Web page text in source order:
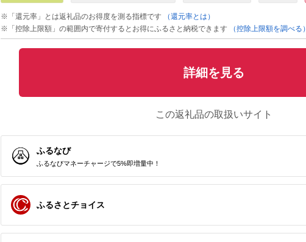
※「還元率」とは返礼品のお得度を測る指標です
（還元率とは）
※「控除上限額」の範囲内で寄付するとお得にふるさと納税できます
（控除上限額を調べる）
詳細を見る
この返礼品の取扱いサイト
ふるなび
ふるなびマネーチャージで5%即増量中！
ふるさとチョイス